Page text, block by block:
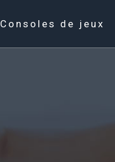
Consoles de jeux